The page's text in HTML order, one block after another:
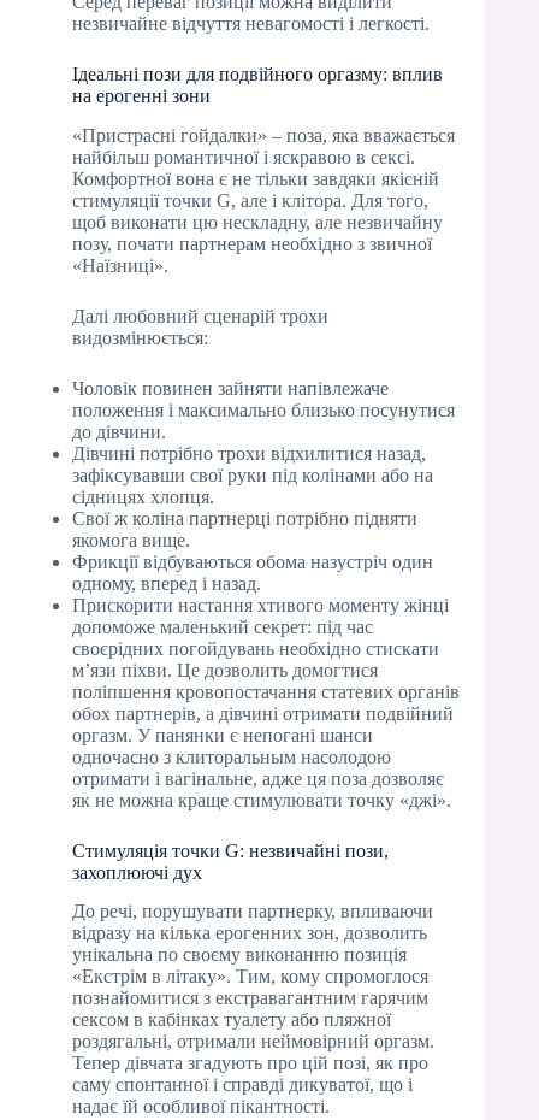
незвичайне відчуття невагомості і легкості.
Ідеальні пози для подвійного оргазму: вплив
на ерогенні зони
«Пристрасні гойдалки» – поза, яка вважається
найбільш романтичної і яскравою в сексі.
Комфортної вона є не тільки завдяки якісній
стимуляції точки G, але і клітора. Для того,
щоб виконати цю нескладну, але незвичайну
позу, почати партнерам необхідно з звичної
«Наїзниці».
Далі любовний сценарій трохи
видозмінюється:
Чоловік повинен зайняти напівлежаче
положення і максимально близько посунутися
до дівчини.
Дівчині потрібно трохи відхилитися назад,
зафіксувавши свої руки під колінами або на
сідницях хлопця.
Свої ж коліна партнерці потрібно підняти
якомога вище.
Фрикції відбуваються обома назустріч один
одному, вперед і назад.
Прискорити настання хтивого моменту жінці
допоможе маленький секрет: під час
своєрідних погойдувань необхідно стискати
м’язи піхви. Це дозволить домогтися
поліпшення кровопостачання статевих органів
обох партнерів, а дівчині отримати подвійний
оргазм. У панянки є непогані шанси
одночасно з клиторальным насолодою
отримати і вагінальне, адже ця поза дозволяє
як не можна краще стимулювати точку «джі».
Стимуляція точки G: незвичайні пози,
захоплюючі дух
До речі, порушувати партнерку, впливаючи
відразу на кілька ерогенних зон, дозволить
унікальна по своєму виконанню позиція
«Екстрім в літаку». Тим, кому спромоглося
познайомитися з екстравагантним гарячим
сексом в кабінках туалету або пляжної
роздягальні, отримали неймовірний оргазм.
Тепер дівчата згадують про цій позі, як про
саму спонтанної і справді дикуватої, що і
надає їй особливої пікантності.